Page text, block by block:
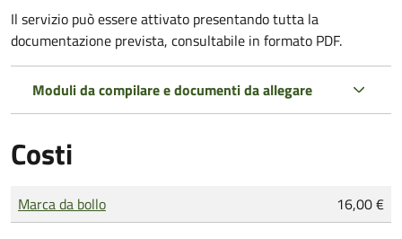
Il servizio può essere attivato presentando tutta la
documentazione prevista, consultabile in formato PDF.
Moduli da compilare e documenti da allegare
Costi
Tipo di pagamento
Importo
Marca da bollo 16,00 €